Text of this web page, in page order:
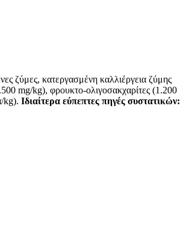
ζύμες, κατεργασμένη καλλιέργεια ζύμης
mg/kg), φρουκτο-ολιγοσακχαρίτες (1.200
kg). Ιδιαίτερα εύπεπτες πηγές συστατικών: